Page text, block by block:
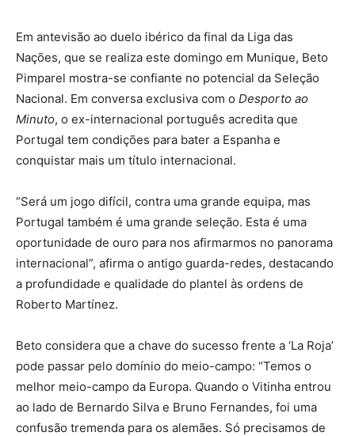
Em antevisão ao duelo ibérico da final da Liga das
Nações, que se realiza este domingo em Munique, Beto
Pimparel mostra-se confiante no potencial da Seleção
Nacional. Em conversa exclusiva com o Desporto ao
Minuto, o ex-internacional português acredita que
Portugal tem condições para bater a Espanha e
conquistar mais um título internacional.
“Será um jogo difícil, contra uma grande equipa, mas
Portugal também é uma grande seleção. Esta é uma
oportunidade de ouro para nos afirmarmos no panorama
internacional”, afirma o antigo guarda-redes, destacando
a profundidade e qualidade do plantel às ordens de
Roberto Martínez.
Beto considera que a chave do sucesso frente a ‘La Roja’
pode passar pelo domínio do meio-campo: “Temos o
melhor meio-campo da Europa. Quando o Vitinha entrou
ao lado de Bernardo Silva e Bruno Fernandes, foi uma
confusão tremenda para os alemães. Só precisamos de